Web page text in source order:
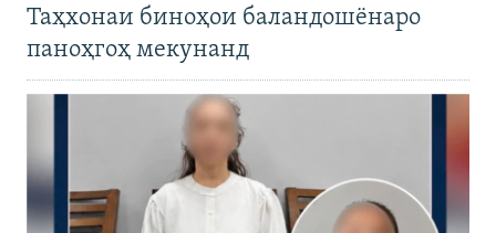
Таҳхонаи биноҳои баландошёнаро
паноҳгоҳ мекунанд